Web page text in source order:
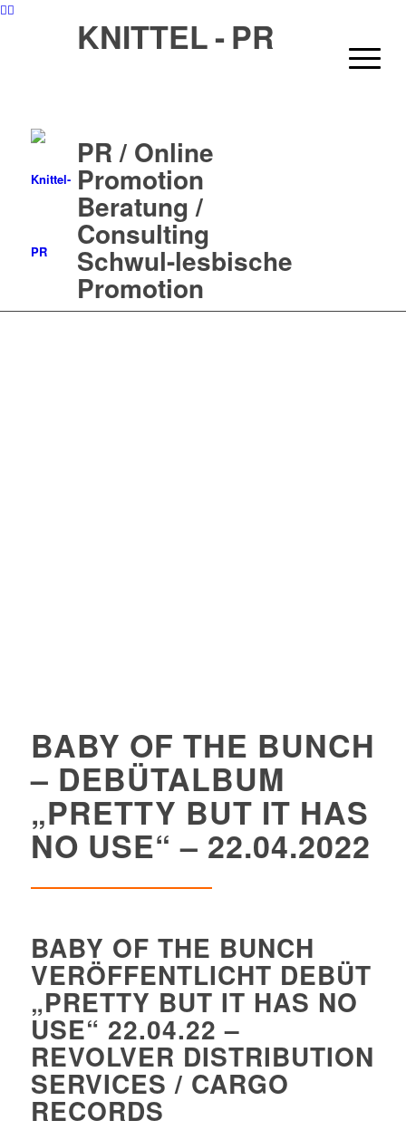
KNITTEL - PR
PR / Online
Promotion
Beratung /
Consulting
Schwul-lesbische
Promotion
BABY OF THE BUNCH
– DEBÜTALBUM
„PRETTY BUT IT HAS
NO USE“ – 22.04.2022
BABY OF THE BUNCH
VERÖFFENTLICHT DEBÜT
„PRETTY BUT IT HAS NO
USE“ 22.04.22 –
REVOLVER DISTRIBUTION
SERVICES / CARGO
RECORDS